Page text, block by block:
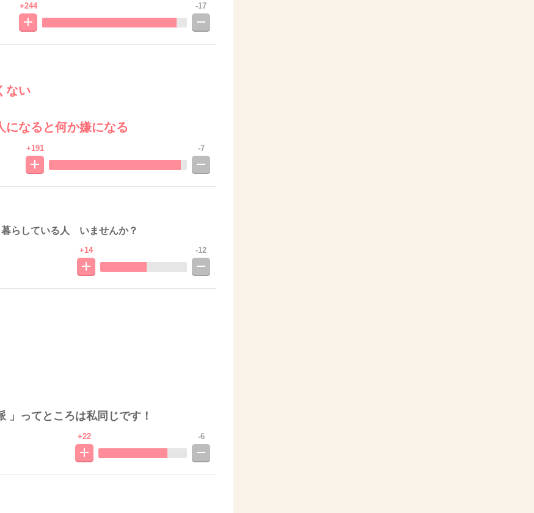
+244 -17
ない
になると何か嫌になる
+191 -7
らしている人 いませんか？
+14 -12
」ってところは私同じです！
+22 -6